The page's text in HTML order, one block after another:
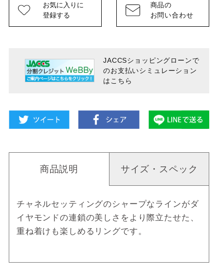
お気に入りに
登録する
商品の
お問い合わせ
JACCSショッピングローンで
のお支払いシミュレーション
はこちら
商品説明 サイズ・スペック
チャネルセッティングのシャープなラインがダ
イヤモンドの連鎖の美しさをより際立たせた、
重ね着けも楽しめるリングです。